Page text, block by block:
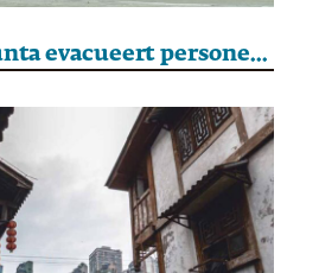
Myanmarese junta evacueert personeel via Thailand